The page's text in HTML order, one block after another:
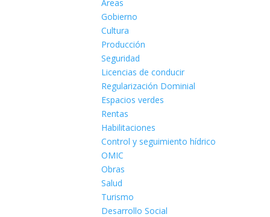
Areas
Gobierno
Cultura
Producción
Seguridad
Licencias de conducir
Regularización Dominial
Espacios verdes
Rentas
Habilitaciones
Control y seguimiento hídrico
OMIC
Obras
Salud
Turismo
Desarrollo Social